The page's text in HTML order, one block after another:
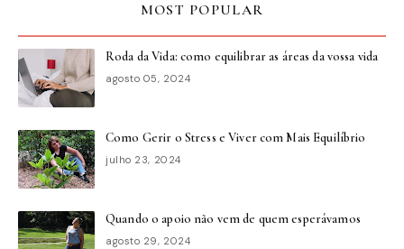
MOST POPULAR
Roda da Vida: como equilibrar as áreas da vossa vida
agosto 05, 2024
Como Gerir o Stress e Viver com Mais Equilíbrio
julho 23, 2024
Quando o apoio não vem de quem esperávamos
agosto 29, 2024